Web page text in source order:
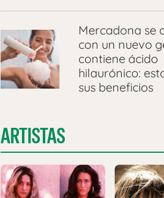
Mercadona se
con un nuevo
contiene ácido
hilaurónico:
sus beneficios
ARTISTAS